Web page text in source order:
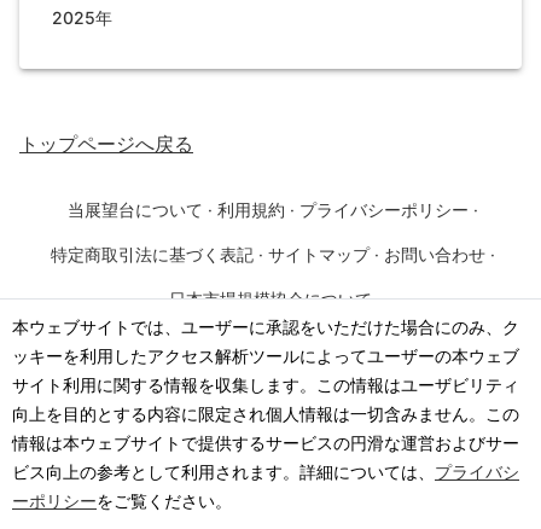
本ウェブサイトでは、ユーザーに承認をいただけた場合にのみ、ク
ッキーを利用したアクセス解析ツールによってユーザーの本ウェブ
サイト利用に関する情報を収集します。この情報はユーザビリティ
向上を目的とする内容に限定され個人情報は一切含みません。この
情報は本ウェブサイトで提供するサービスの円滑な運営およびサー
ビス向上の参考として利用されます。詳細については、 プライバシ
ーポリシーをご覧ください。
2025年
トップページへ戻る
当展望台について · 利用規約 · プライバシーポリシー ·
特定商取引法に基づく表記 · サイトマップ · お問い合わせ ·
日本市場規模協会について
©2026· 一般社団法人 日本市場規模協会